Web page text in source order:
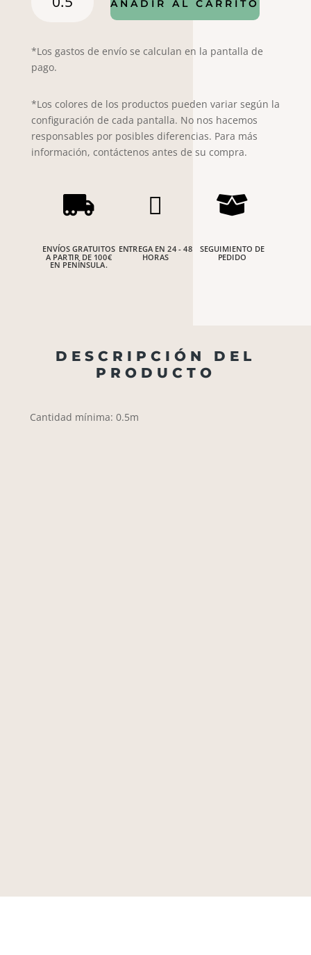
DORE
cantidad
AÑADIR AL CARRITO
*Los gastos de envío se calculan en la pantalla de
pago.
*Los colores de los productos pueden variar según la
configuración de cada pantalla. No nos hacemos
responsables por posibles diferencias. Para más
información, contáctenos antes de su compra.

ENVÍOS GRATUITOS
A PARTIR DE 100€
EN PENÍNSULA.

ENTREGA EN 24 - 48
HORAS

SEGUIMIENTO DE
PEDIDO
DESCRIPCIÓN DEL
PRODUCTO
Cantidad mínima: 0.5m